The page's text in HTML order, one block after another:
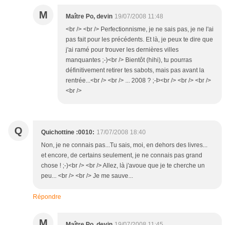
M Maître Po, devin 19/07/2008 11:48
<br /> <br /> Perfectionnisme, je ne sais pas, je ne l'ai
pas fait pour les précédents. Et là, je peux te dire que
j'ai ramé pour trouver les dernières villes
manquantes ;-)<br /> Bientôt (hihi), tu pourras
définitivement retirer tes sabots, mais pas avant la
rentrée...<br /> <br /> ... 2008 ? ;-Þ<br /> <br /> <br />
<br />
Q Quichottine :0010: 17/07/2008 18:40
Non, je ne connais pas...Tu sais, moi, en dehors des livres...
et encore, de certains seulement, je ne connais pas grand
chose ! ;-)<br /> <br /> Allez, là j'avoue que je te cherche un
peu... <br /> <br /> Je me sauve...
Répondre